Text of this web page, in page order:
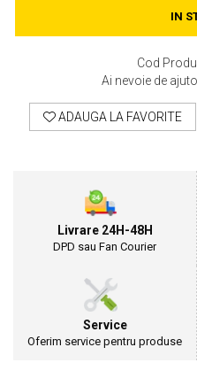
Batoze
Granulatoare furaje
Tocatori vegetatie
Mașini hidraulice de despicat lemne
Plug de scos cartofi
Freze de pamant
Grape
IN
Cod
Ai nevoie de
ADAUGA LA FAVORITE
Livrare 24H-48H
DPD sau Fan Courier
Service
Oferim service pentru produse